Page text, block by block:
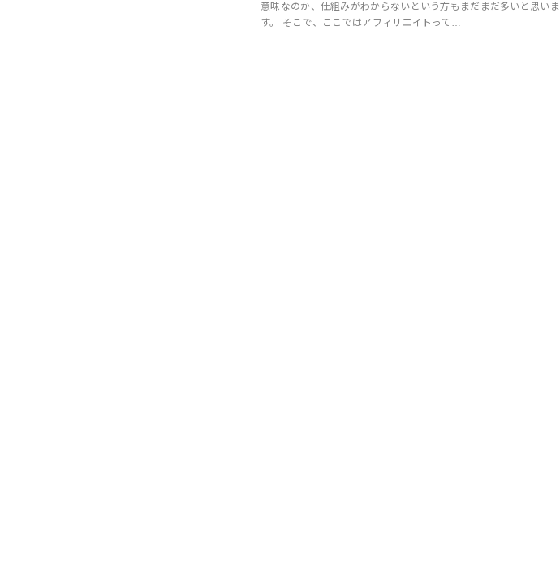
意味なのか、仕組みがわからないという方もまだまだ多いと思いま
す。 そこで、ここではアフィリエイトって…